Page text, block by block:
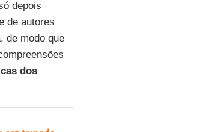
depois
de autores
de modo que
dos